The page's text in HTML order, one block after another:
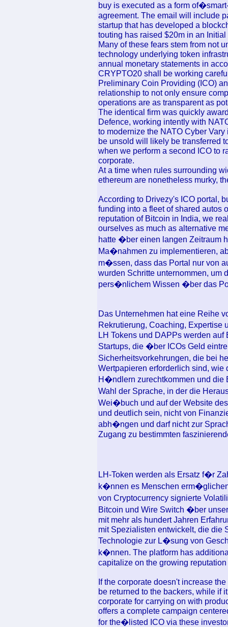
buy is executed as a form
agreement. The email will include
startup that has developed a
touting has raised $20m in an
Many of these fears stem from not
technology underlying token
annual monetary statements in
CRYPTO20 shall be working
Preliminary Coin Providing (ICO)
relationship to not only ensure
operations are as transparent as
The identical firm was quickly
Defence, working intently with
to modernize the NATO Cyber
be unsold will likely be transferred
when we perform a second ICO to
corporate.
At a time when rules surrounding
ethereum are nonetheless murky,
According to Drivezy's ICO portal,
funding into a fleet of shared autos
reputation of Bitcoin in India, we
ourselves as much as alternative
hatte �ber einen langen Zeitraum
Ma�nahmen zu implementieren,
m�ssen, dass das Portal nur von
wurden Schritte unternommen, um
pers�nlichem Wissen �ber das
Das Unternehmen hat eine Reihe
Rekrutierung, Coaching,
LH Tokens und DAPPs werden
Startups, die �ber ICOs Geld
Sicherheitsvorkehrungen, die bei
Wertpapieren erforderlich sind,
H�ndlern zurechtkommen und
Wahl der Sprache, in der die
Wei�buch und auf der Website
und deutlich sein, nicht von
abh�ngen und darf nicht zur
Zugang zu bestimmten
LH-Token werden als Ersatz f�r
k�nnen es Menschen
von Cryptocurrency signierte
Bitcoin und Wire Switch �ber
mit mehr als hundert Jahren
mit Spezialisten entwickelt, die die
Technologie zur L�sung von
k�nnen. The platform has
capitalize on the growing
If the corporate doesn't increase
be returned to the backers, while if
corporate for carrying on with
offers a complete campaign
for the�listed ICO via these